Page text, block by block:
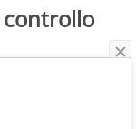
controllo
siti Web